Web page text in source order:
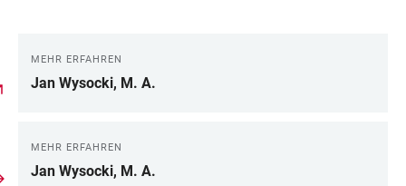
LINKS
MEHR ERFAHREN
Jan Wysocki, M. A.
MEHR ERFAHREN
Jan Wysocki, M. A.